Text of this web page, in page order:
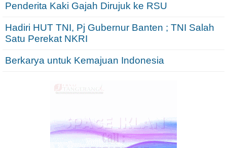
Penderita Kaki Gajah Dirujuk ke RSU
Hadiri HUT TNI, Pj Gubernur Banten ; TNI Salah
Satu Perekat NKRI
Berkarya untuk Kemajuan Indonesia